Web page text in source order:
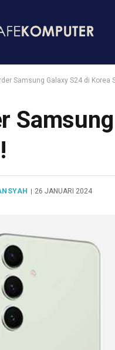
Samsung Galaxy S24 di Korea
26 JANUARI 2024